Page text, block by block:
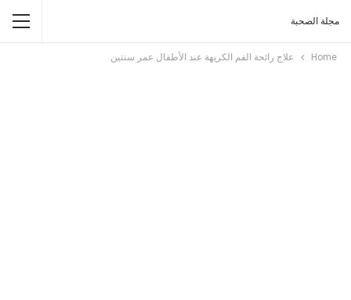
مجلة الصحبة
Home علاج رائحة الفم الكريهة عند الأطفال عمر سنتين